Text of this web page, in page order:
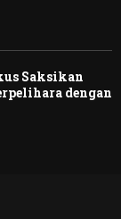
Saksikan
dengan